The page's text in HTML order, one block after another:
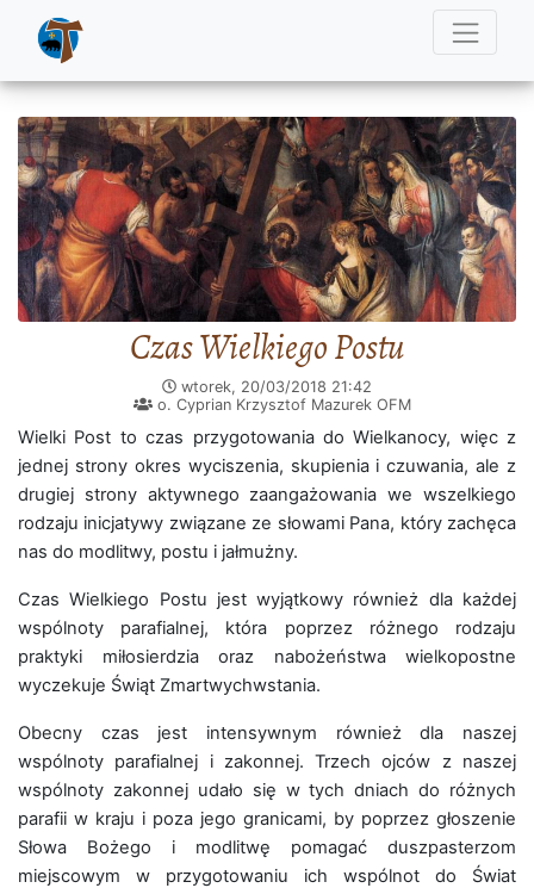
Czas Wielkiego Postu
wtorek, 20/03/2018 21:42
o. Cyprian Krzysztof Mazurek OFM
Wielki Post to czas przygotowania do Wielkanocy, więc z
jednej strony okres wyciszenia, skupienia i czuwania, ale z
drugiej strony aktywnego zaangażowania we wszelkiego
rodzaju inicjatywy związane ze słowami Pana, który zachęca
nas do modlitwy, postu i jałmużny.
Czas Wielkiego Postu jest wyjątkowy również dla każdej
wspólnoty parafialnej, która poprzez różnego rodzaju
praktyki miłosierdzia oraz nabożeństwa wielkopostne
wyczekuje Świąt Zmartwychwstania.
Obecny czas jest intensywnym również dla naszej
wspólnoty parafialnej i zakonnej. Trzech ojców z naszej
wspólnoty zakonnej udało się w tych dniach do różnych
parafii w kraju i poza jego granicami, by poprzez głoszenie
Słowa Bożego i modlitwę pomagać duszpasterzom
miejscowym w przygotowaniu ich wspólnot do Świat